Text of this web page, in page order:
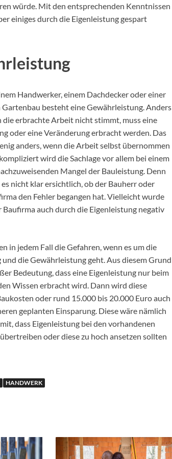
würde. Mit den entsprechenden Kenntnissen
einiges durch die Eigenleistung gespart
Handwerker, einem Dachdecker oder einer
Gartenbau besteht eine Gewährleistung. Anders
die erbrachte Arbeit nicht stimmt, muss eine
oder eine Veränderung erbracht werden. Das
anders, wenn die Arbeit selbst übernommen
wird die Sachlage vor allem bei einem
Mangel der Bauleistung. Denn
nicht klar ersichtlich, ob der Bauherr oder
den Fehler begangen hat. Vielleicht wurde
auch durch die Eigenleistung negativ
in jedem Fall die Gefahren, wenn es um die
und die Gewährleistung geht. Aus diesem Grund
Bedeutung, dass eine Eigenleistung nur beim
Wissen erbracht wird. Dann wird diese
oder rund 15.000 bis 20.000 Euro auch
geplanten Einsparung. Diese wäre nämlich
dass Eigenleistung bei den vorhandenen
oder diese zu hoch ansetzen sollten
HANDWERK